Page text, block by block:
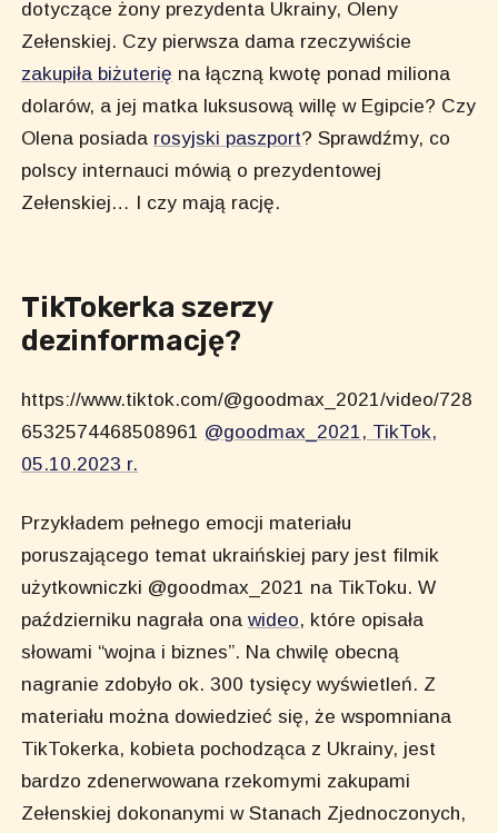
dotyczące żony prezydenta Ukrainy, Oleny
Zełenskiej. Czy pierwsza dama rzeczywiście
zakupiła biżuterię na łączną kwotę ponad miliona
dolarów, a jej matka luksusową willę w Egipcie? Czy
Olena posiada rosyjski paszport? Sprawdźmy, co
polscy internauci mówią o prezydentowej
Zełenskiej… I czy mają rację.
TikTokerka szerzy
dezinformację?
https://www.tiktok.com/@goodmax_2021/video/728
6532574468508961 @goodmax_2021, TikTok,
05.10.2023 r.
Przykładem pełnego emocji materiału
poruszającego temat ukraińskiej pary jest filmik
użytkowniczki @goodmax_2021 na TikToku. W
październiku nagrała onawideo, które opisała
słowami “wojna i biznes”. Na chwilę obecną
nagranie zdobyło ok. 300 tysięcy wyświetleń. Z
materiału można dowiedzieć się, że wspomniana
TikTokerka, kobieta pochodząca z Ukrainy, jest
bardzo zdenerwowana rzekomymi zakupami
Zełenskiej dokonanymi w Stanach Zjednoczonych,